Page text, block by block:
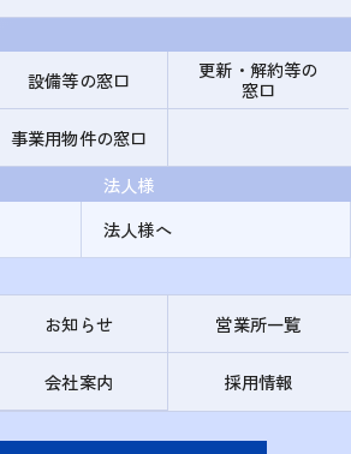
設備等の窓口
更新・解約等の
窓口
事業用物件の窓口
法人様
法人様へ
お知らせ 営業所一覧
会社案内 採用情報